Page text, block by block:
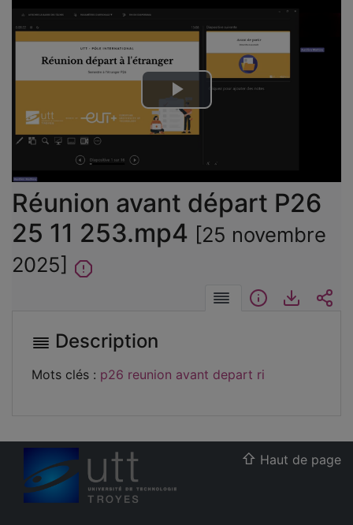
Lire
la
vidéo
Réunion avant départ P26
25 11 253.mp4 [25 novembre
2025]
DescriptionInformations
Description
Mots clés : p26 reunion avant depart ri
Haut de page